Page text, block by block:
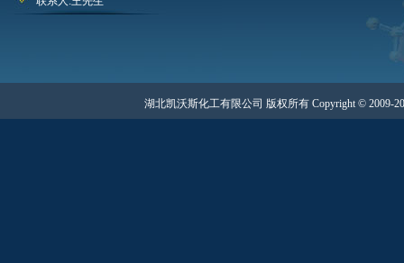
湖北凯沃斯化工有限公司 版权所有 Copyright © 2009-